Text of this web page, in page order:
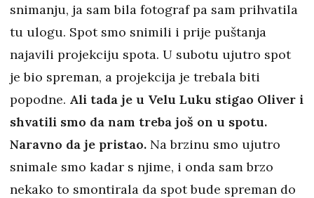
snimanju, ja sam bila fotograf pa sam prihvatila
tu ulogu. Spot smo snimili i prije puštanja
najavili projekciju spota. U subotu ujutro spot
je bio spreman, a projekcija je trebala biti
popodne. Ali tada je u Velu Luku stigao Oliver i
shvatili smo da nam treba još on u spotu.
Naravno da je pristao. Na brzinu smo ujutro
snimale smo kadar s njime, i onda sam brzo
nekako to smontirala da spot bude spreman do